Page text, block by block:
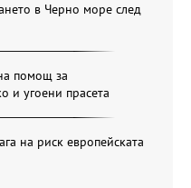
в Черно море след
помощ за
и угоени прасета
на риск европейската